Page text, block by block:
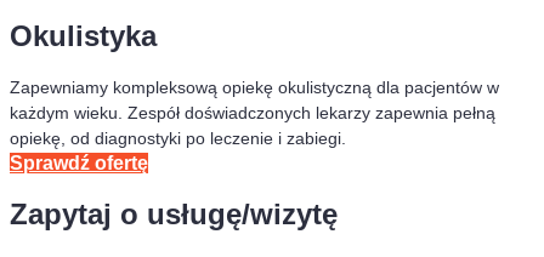
Okulistyka
Zapewniamy kompleksową opiekę okulistyczną dla pacjentów w
każdym wieku. Zespół doświadczonych lekarzy zapewnia pełną
opiekę, od diagnostyki po leczenie i zabiegi.
Sprawdź ofertę
Zapytaj o usługę/wizytę